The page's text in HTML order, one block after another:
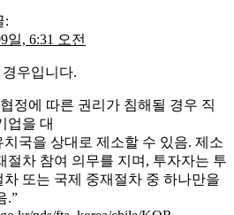
:
일, 6:31 오전
우입니다.
정에 따른 권리가 침해될 경우 직
업을 대
치국을 상대로 제소할 수 있음. 제소
절차 참여 의무를 지며, 투자자는 투
차 또는 국제 중재절차 중 하나만을
.”